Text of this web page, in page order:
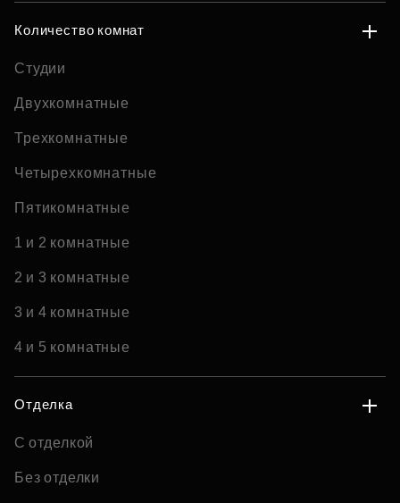
Количество комнат
Студии
Двухкомнатные
Трехкомнатные
Четырехкомнатные
Пятикомнатные
1 и 2 комнатные
2 и 3 комнатные
3 и 4 комнатные
4 и 5 комнатные
Отделка
С отделкой
Без отделки